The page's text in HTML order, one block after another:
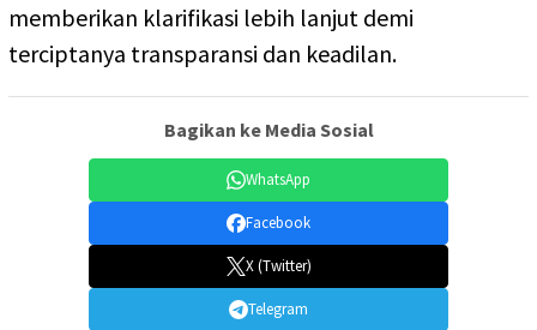
memberikan klarifikasi lebih lanjut demi
terciptanya transparansi dan keadilan.
Bagikan ke Media Sosial
WhatsApp
Facebook
X (Twitter)
Telegram